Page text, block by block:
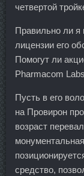
четвертой
Правильно ли я
лицензии его
Помогут ли
Pharmacom
Пусть в его
на Провирон
возраст
средство,